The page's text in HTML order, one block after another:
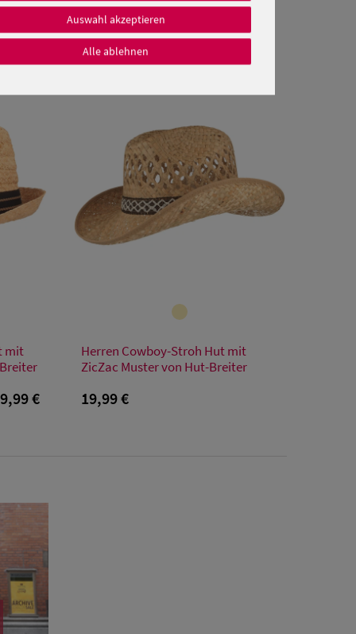
mit
€
XL
Herren Cowboy-Stroh Hut mit
ZicZac Muster von Hut-Breiter
19,99 €
Auswahl akzeptieren
Alle ablehnen